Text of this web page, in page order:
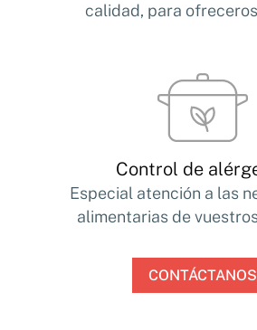
calidad, para
Control de
Especial atención a las
alimentarias de
CONTÁCTANOS